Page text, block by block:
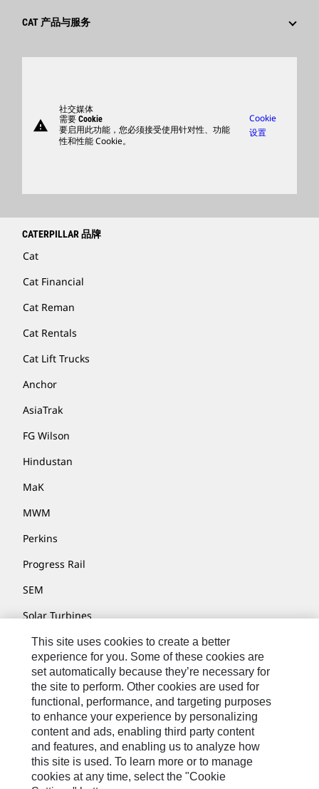
创新
搜索和申请
供应商
CAT 产品与服务
商品warning
社交媒体
需要 Cookie
要启用此功能，您必须接受使用针对性、功能
性和性能 Cookie。
Cookie
设置
CATERPILLAR 品牌
Cat
Cat Financial
Cat Reman
Cat Rentals
Cat Lift Trucks
Anchor
AsiaTrak
FG Wilson
Hindustan
MaK
MWM
Perkins
Progress Rail
SEM
Solar Turbines
SPM Oil & Gas
Turner Powertrain Systems
联系我们
网站地图
Cookie Settings
This site uses cookies to create a better
experience for you. Some of these cookies are
set automatically because they’re necessary for
the site to perform. Other cookies are used for
functional, performance, and targeting purposes
to enhance your experience by personalizing
content and ads, enabling third party content
and features, and enabling us to analyze how
this site is used. To learn more or to manage
cookies at any time, select the "Cookie